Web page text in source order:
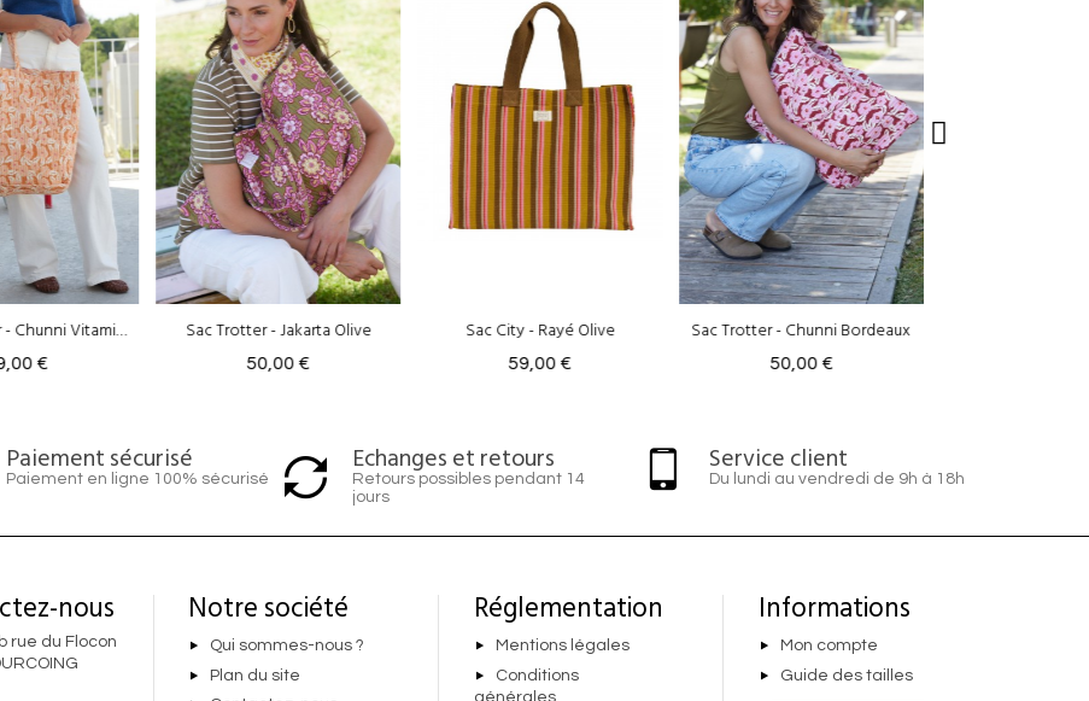
- Jakarta Olive
€
Sac City - Rayé Olive
59,00 €
Sac Trotter - Chunni Bordeaux
50,00 €
Sac Trotter - Riviera Rose
50,00 €
Paiement sécurisé
Paiement en ligne 100% sécurisé
Echanges et retours
Retours possibles pendant 14
jours
Service client
Du lundi au vendredi de 9h à 18h
nous
rue du Flocon
Notre société
Qui sommes-nous ?
Plan du site
Réglementation
Mentions légales
Conditions
générales
Informations
Mon compte
Guide des tailles